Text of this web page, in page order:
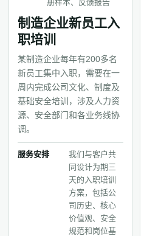
册样本、反馈报告
制造企业新员工入
职培训
某制造企业每年有200多名
新员工集中入职，需要在一
周内完成公司文化、制度及
基础安全培训，涉及人力资
源、安全部门和各业务线协
调。
服务安排
我们与客户共
同设计为期三
天的入职培训
方案，包括公
司历史、核心
价值观、安全
规范和岗位基